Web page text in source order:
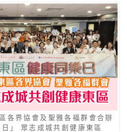
各界協會及聖雅各福群會合辦
日」 眾志成城共創健康東區